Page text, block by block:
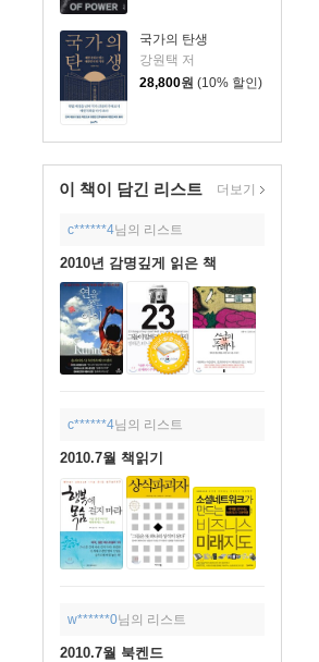
국가의 탄생
강원택 저
28,800원 (10% 할인)
이 책이 담긴 리스트 더보기
c******4님의 리스트
2010년 감명깊게 읽은 책
c******4님의 리스트
2010.7월 책읽기
w******0님의 리스트
2010.7월 북켄드